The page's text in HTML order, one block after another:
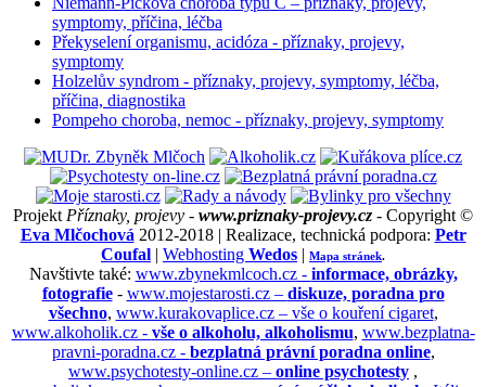
symptomy, příčina, léčba
Překyselení organismu, acidóza - příznaky, projevy,
symptomy
Holzelův syndrom - příznaky, projevy, symptomy, léčba,
příčina, diagnostika
Pompeho choroba, nemoc - příznaky, projevy, symptomy
Projekt Příznaky, projevy - www.priznaky-projevy.cz - Copyright ©
Eva Mlčochová 2012-2018 | Realizace, technická podpora: Petr
Coufal | Webhosting Wedos | Mapa stránek.
Navštivte také: www.zbynekmlcoch.cz - informace, obrázky,
fotografie- www.mojestarosti.cz – diskuze, poradna pro
všechno, www.kurakovaplice.cz – vše o kouření cigaret,
www.alkoholik.cz - vše o alkoholu, alkoholismu, www.bezplatna-
pravni-poradna.cz - bezplatná právní poradna online,
www.psychotesty-online.cz – online psychotesty ,